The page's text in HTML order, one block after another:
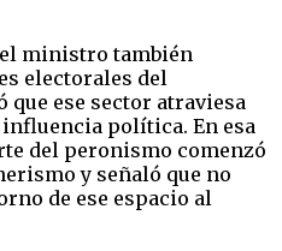
ministro también
electorales del
ese sector atraviesa
política. En esa
del peronismo comenzó
y señaló que no
de ese espacio al